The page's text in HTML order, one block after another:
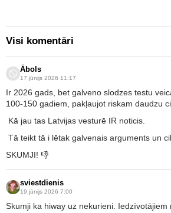
Visi komentāri
Ābols
17.jūnijs 2026 11:17
Ir 2026 gads, bet galveno slodzes testu
100-150 gadiem, pakļaujot riskam daudzu
Kā jau tas Latvijas vesturē IR noticis.
Tā teikt tā i lētak galvenais arguments un
SKUMJI! 👎
sviestdienis
19.jūnijs 2026 7:00
Skumji ka hiway uz nekurieni. Iedzīvotājiem